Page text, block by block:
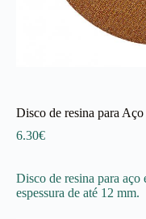
Disco de resina para
6.30€
Disco de resina para aço
espessura de até 12 mm.